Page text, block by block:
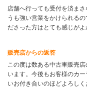
店舗へ行っても受付を済ま
うも強い営業をかけられる
ださった方はとても感じがよ
販売店からの返答
この度は数ある中古車販売
います。今後もお客様のカ
いお付き合いのほどよろしく